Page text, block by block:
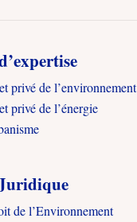
privé de l’environnement
privé de l’énergie
de l’Environnement